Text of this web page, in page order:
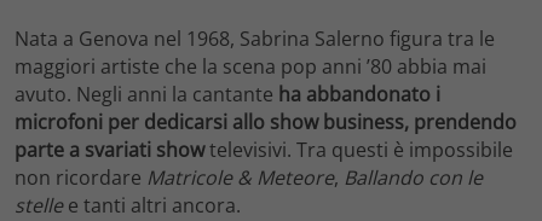
Nata a Genova nel 1968, Sabrina Salerno figura tra le
maggiori artiste che la scena pop anni ’80 abbia mai
avuto. Negli anni la cantante ha abbandonato i
microfoni per dedicarsi allo show business, prendendo
parte a svariati showtelevisivi. Tra questi è impossibile
non ricordare Matricole & Meteore, Ballando con le
stellee tanti altri ancora.